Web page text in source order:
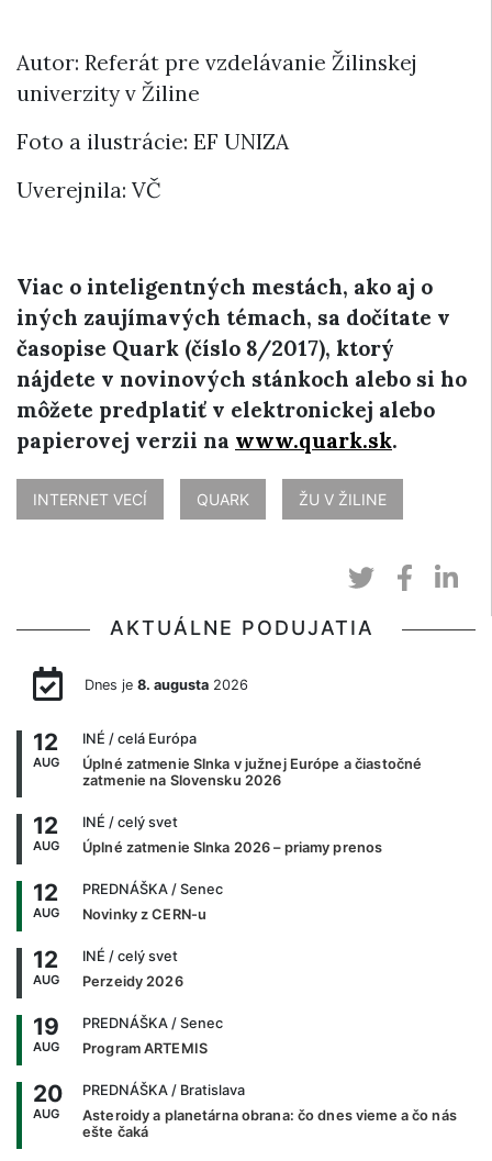
Autor: Referát pre vzdelávanie Žilinskej
univerzity v Žiline
Foto a ilustrácie: EF UNIZA
Uverejnila: VČ
Viac o inteligentných mestách, ako aj o
iných zaujímavých témach, sa dočítate v
časopise Quark (číslo 8/2017), ktorý
nájdete v novinových stánkoch alebo si ho
môžete predplatiť v elektronickej alebo
papierovej verzii na www.quark.sk.
INTERNET VECÍ QUARK ŽU V ŽILINE
AKTUÁLNE PODUJATIA
Dnes je 8. augusta2026
12
AUG
INÉ / celá Európa
Úplné zatmenie Slnka v južnej Európe a čiastočné
zatmenie na Slovensku 2026
12
AUG
INÉ / celý svet
Úplné zatmenie Slnka 2026 – priamy prenos
12
AUG
PREDNÁŠKA / Senec
Novinky z CERN-u
12
AUG
INÉ / celý svet
Perzeidy 2026
19
AUG
PREDNÁŠKA / Senec
Program ARTEMIS
20
AUG
PREDNÁŠKA / Bratislava
Asteroidy a planetárna obrana: čo dnes vieme a čo nás
ešte čaká